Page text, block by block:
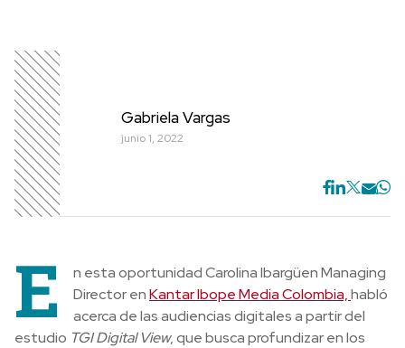
Gabriela Vargas
junio 1, 2022
E n esta oportunidadCarolina Ibargüen Managing
Director enKantar Ibope Media Colombia,habló
acerca de lasaudiencias digitalesa partir del
estudio TGI Digital View, que busca profundizar en los